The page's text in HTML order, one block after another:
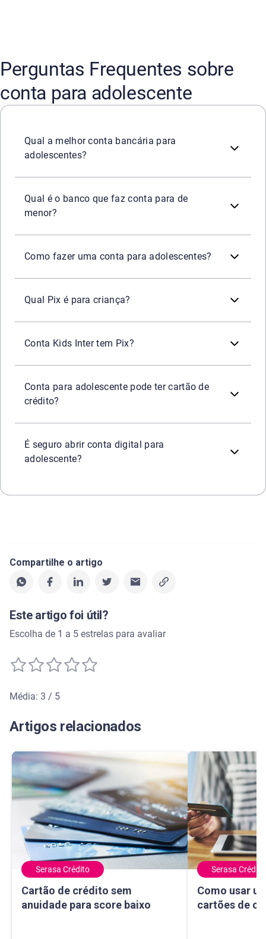
Perguntas Frequentes sobre
conta para adolescente
Qual a melhor conta bancária para
adolescentes?
Também é importante que o aplicativo seja simples
Qual é o banco que faz conta para de
menor?
Como fazer uma conta para adolescentes?
Qual Pix é para criança?
Conta Kids Inter tem Pix?
Conta para adolescente pode ter cartão de
crédito?
É seguro abrir conta digital para
adolescente?
Compartilhe o artigo
Este artigo foi útil?
Escolha de 1 a 5 estrelas para avaliar
Média: 3 / 5
Artigos relacionados
Serasa Crédito
Cartão de crédito sem
anuidade para score baixo
Cartão de crédito sem anuidade para score baixo
Serasa Crédito
Como usar
cartões de
Como usar um